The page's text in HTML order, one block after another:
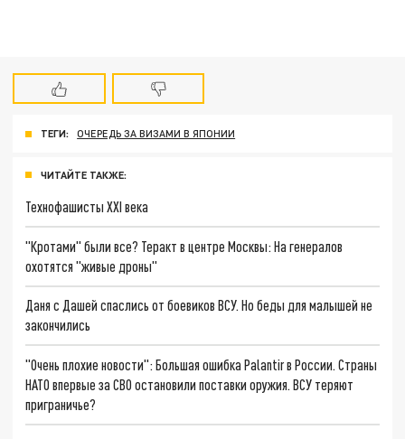
ТЕГИ: ОЧЕРЕДЬ ЗА ВИЗАМИ В ЯПОНИИ
ЧИТАЙТЕ ТАКЖЕ:
Технофашисты XXI века
"Кротами" были все? Теракт в центре Москвы: На генералов
охотятся "живые дроны"
Даня с Дашей спаслись от боевиков ВСУ. Но беды для малышей не
закончились
"Очень плохие новости": Большая ошибка Palantir в России. Страны
НАТО впервые за СВО остановили поставки оружия. ВСУ теряют
приграничье?